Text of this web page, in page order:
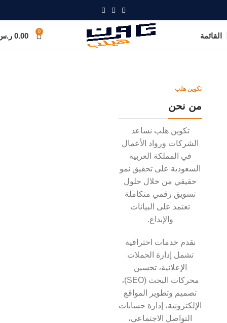
القائمة 0
0.00
تكوين هلب
من نحن
تكوين هلب نساعد
الشركات ورواد الأعمال
في المملكة العربية
السعودية على تحقيق نمو
حقيقي من خلال حلول
تسويق رقمي متكاملة
تعتمد على البيانات
والإبداع.
نقدم خدمات احترافية
تشمل إدارة الحملات
الإعلانية، تحسين
محركات البحث (SEO)،
تصميم وتطوير المواقع
الإلكترونية، إدارة حسابات
التواصل الاجتماعي،